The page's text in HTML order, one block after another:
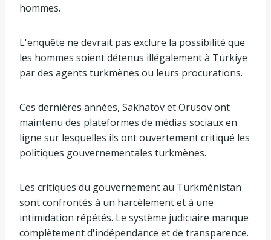
hommes.
L'enquête ne devrait pas exclure la possibilité que
les hommes soient détenus illégalement à Türkiye
par des agents turkmènes ou leurs procurations.
Ces dernières années, Sakhatov et Orusov ont
maintenu des plateformes de médias sociaux en
ligne sur lesquelles ils ont ouvertement critiqué les
politiques gouvernementales turkmènes.
Les critiques du gouvernement au Turkménistan
sont confrontés à un harcèlement et à une
intimidation répétés. Le système judiciaire manque
complètement d'indépendance et de transparence.